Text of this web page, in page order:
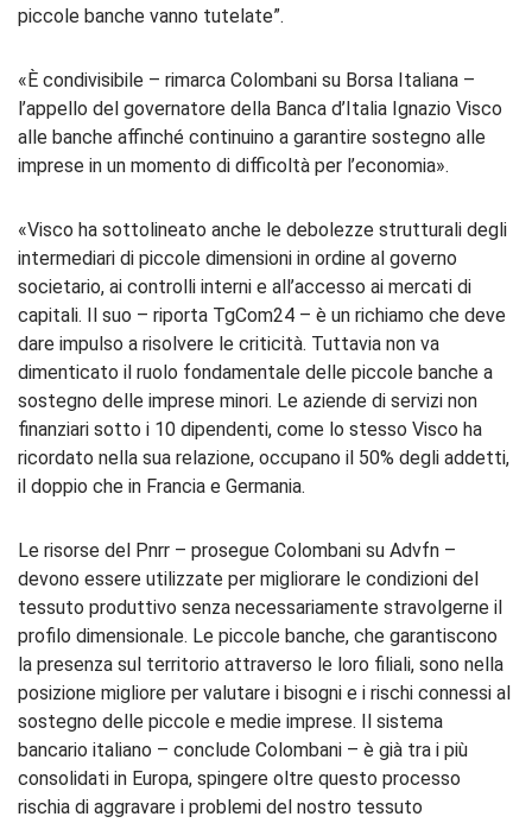
piccole banche vanno tutelate”.
«È condivisibile – rimarca Colombani su Borsa Italiana –
l’appello del governatore della Banca d’Italia Ignazio Visco
alle banche affinché continuino a garantire sostegno alle
imprese in un momento di difficoltà per l’economia».
«Visco ha sottolineato anche le debolezze strutturali degli
intermediari di piccole dimensioni in ordine al governo
societario, ai controlli interni e all’accesso ai mercati di
capitali. Il suo – riporta TgCom24 – è un richiamo che deve
dare impulso a risolvere le criticità. Tuttavia non va
dimenticato il ruolo fondamentale delle piccole banche a
sostegno delle imprese minori. Le aziende di servizi non
finanziari sotto i 10 dipendenti, come lo stesso Visco ha
ricordato nella sua relazione, occupano il 50% degli addetti,
il doppio che in Francia e Germania.
Le risorse del Pnrr – prosegue Colombani su Advfn –
devono essere utilizzate per migliorare le condizioni del
tessuto produttivo senza necessariamente stravolgerne il
profilo dimensionale. Le piccole banche, che garantiscono
la presenza sul territorio attraverso le loro filiali, sono nella
posizione migliore per valutare i bisogni e i rischi connessi al
sostegno delle piccole e medie imprese. Il sistema
bancario italiano – conclude Colombani – è già tra i più
consolidati in Europa, spingere oltre questo processo
rischia di aggravare i problemi del nostro tessuto